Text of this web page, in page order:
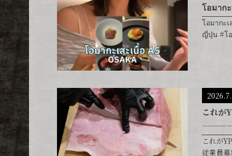
โอมาก
โอมากะ
ญี่ปุ่น #โอ
これが
これ
従業員